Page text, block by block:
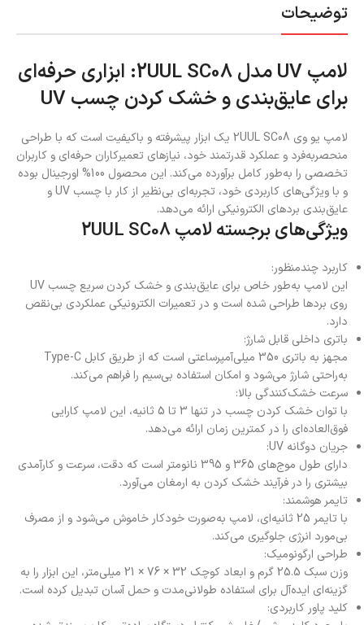
توضیحات
لامپ UV مدل 2UUL SC08: ابزاری حرفه‌ای
برای عایق‌بندی و خشک کردن چسب UV
لامپ یو وی 2UUL SC08
یک ابزار پیشرفته و باکیفیت است که با طراحی
منحصربه‌فرد و عملکرد قدرتمند خود، نیازهای تعمیرکاران حرفه‌ای و کاربران
تخصصی را به‌طور کامل برآورده می‌کند. این محصول 100% اورجینال بوده
و با ویژگی‌های کاربردی خود، تجربه‌ای بی‌نظیر از کار با چسب UV و
عایق‌بندی بردهای الکترونیکی ارائه می‌دهد.
ویژگی‌های برجسته لامپ 2UUL SC08
کاربرد چندمنظور:
این لامپ به‌طور خاص برای عایق‌بندی و خشک کردن سریع چسب UV
روی بردها طراحی شده است و در تعمیرات الکترونیکی عملکردی بی‌نقص
دارد.
باتری داخلی قابل شارژ:
مجهز به باتری 350 میلی‌آمپرساعتی است که از طریق کابل Type-C
به‌راحتی شارژ می‌شود و امکان استفاده بی‌سیم را فراهم می‌کند.
سرعت خشک‌کنندگی بالا:
با توان خشک کردن چسب در تنها 3 تا 5 ثانیه
، این لامپ کارایی
فوق‌العاده‌ای را در کمترین زمان ارائه می‌دهد.
جریان دوگانه UV
:
دارای طول موج‌های 365 و 395 نانومتر است که دقت، سرعت و کارآمدی
بیشتری را در فرآیند خشک کردن به ارمغان می‌آورد.
تایمر هوشمند:
با تایمر 25 ثانیه‌ای، لامپ به‌صورت خودکار خاموش می‌شود و از مصرف
بی‌مورد انرژی جلوگیری می‌کند.
طراحی ارگونومیک:
وزن سبک 25.5 گرم و ابعاد کوچک 32 × 76 × 21 میلی‌متر
، این ابزار را به
گزینه‌ای ایده‌آل برای استفاده طولانی‌مدت و حمل آسان تبدیل کرده است.
کلید پاور کاربردی: